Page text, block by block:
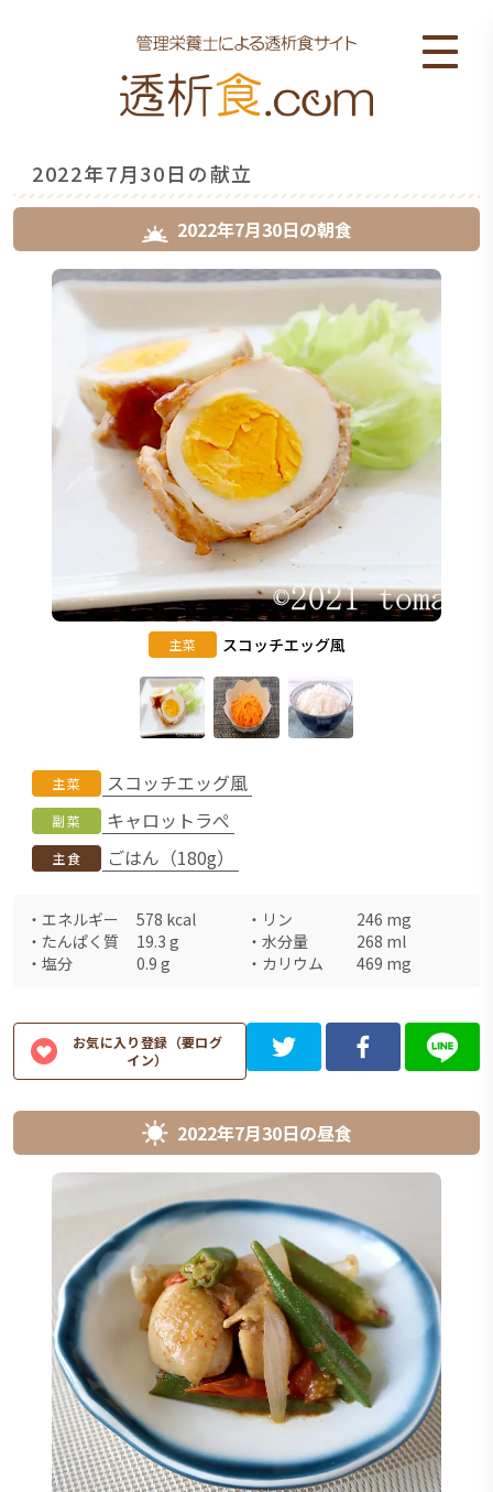
2022年7月30日の献立
2022年7月30日の朝食
主菜 スコッチエッグ風
主菜 スコッチエッグ風
副菜 キャロットラぺ
主食 ごはん（180g）
・ エネルギー 578 kcal ・ リン 246 mg
・ たんぱく質 19.3 g ・ 水分量 268 ml
・ 塩分 0.9 g ・ カリウム 469 mg
お気に入り登録（要ログ
イン）
2022年7月30日の昼食